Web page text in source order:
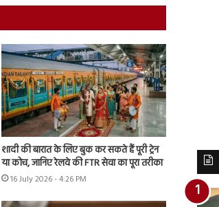
शादी की बारात के लिए बुक कर सकते हैं पूरी ट्रेन
या कोच, जानिए रेलवे की FTR सेवा का पूरा तरीका
16 July 2026 - 4:26 PM